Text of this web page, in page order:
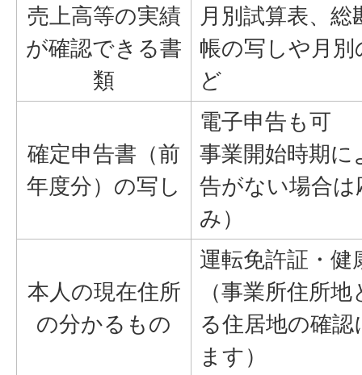
売上高等の実績
が確認できる書
類
月別試算表、
帳の写しや月
ど
確定申告書（前
年度分）の写し
電子申告も可
事業開始時期
告がない場合
み）
本人の現在住所
の分かるもの
運転免許証・健
（事業所住所
る住居地の確
ます）